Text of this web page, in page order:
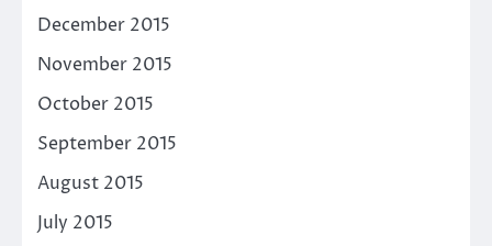
December 2015
November 2015
October 2015
September 2015
August 2015
July 2015